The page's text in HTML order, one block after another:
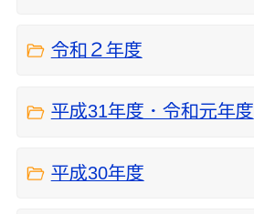
令和２年度
平成31年度・令和元年度
平成30年度